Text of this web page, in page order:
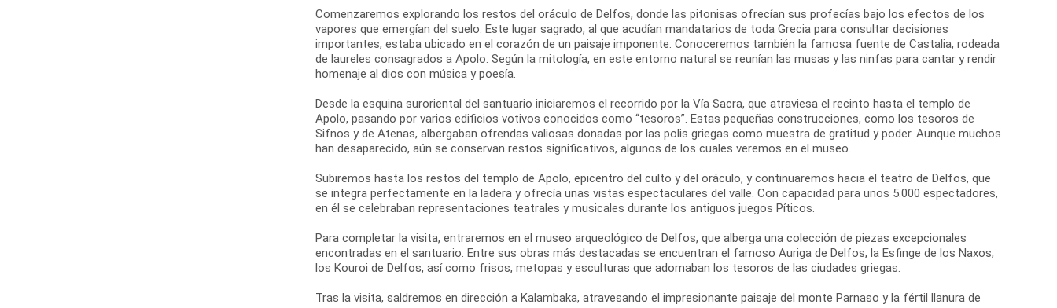
Comenzaremos explorando los restos del oráculo de Delfos, donde las pitonisas ofrecían sus profecías bajo los efectos de los
vapores que emergían del suelo. Este lugar sagrado, al que acudían mandatarios de toda Grecia para consultar decisiones
importantes, estaba ubicado en el corazón de un paisaje imponente. Conoceremos también la famosa fuente de Castalia, rodeada
de laureles consagrados a Apolo. Según la mitología, en este entorno natural se reunían las musas y las ninfas para cantar y rendir
homenaje al dios con música y poesía.
Desde la esquina suroriental del santuario iniciaremos el recorrido por la Vía Sacra, que atraviesa el recinto hasta el templo de
Apolo, pasando por varios edificios votivos conocidos como “tesoros”. Estas pequeñas construcciones, como los tesoros de
Sifnos y de Atenas, albergaban ofrendas valiosas donadas por las polis griegas como muestra de gratitud y poder. Aunque muchos
han desaparecido, aún se conservan restos significativos, algunos de los cuales veremos en el museo.
Subiremos hasta los restos del templo de Apolo, epicentro del culto y del oráculo, y continuaremos hacia el teatro de Delfos, que
se integra perfectamente en la ladera y ofrecía unas vistas espectaculares del valle. Con capacidad para unos 5.000 espectadores,
en él se celebraban representaciones teatrales y musicales durante los antiguos juegos Píticos.
Para completar la visita, entraremos en el museo arqueológico de Delfos, que alberga una colección de piezas excepcionales
encontradas en el santuario. Entre sus obras más destacadas se encuentran el famoso Auriga de Delfos, la Esfinge de los Naxos,
los Kouroi de Delfos, así como frisos, metopas y esculturas que adornaban los tesoros de las ciudades griegas.
Tras la visita, saldremos en dirección a Kalambaka, atravesando el impresionante paisaje del monte Parnaso y la fértil llanura de